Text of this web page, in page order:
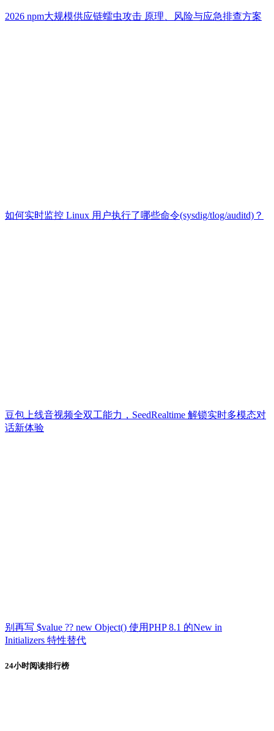
2026 npm大规模供应链蠕虫攻击 原理、风险与应急排查方案
如何实时监控 Linux 用户执行了哪些命令(sysdig/tlog/auditd)？
豆包上线音视频全双工能力，SeedRealtime 解锁实时多模态对
话新体验
别再写 $value ?? new Object() 使用PHP 8.1 的New in
Initializers 特性替代
24小时阅读排行榜